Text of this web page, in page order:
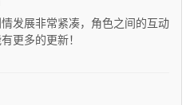
情发展非常紧凑，角色之间的互动
更多的更新！